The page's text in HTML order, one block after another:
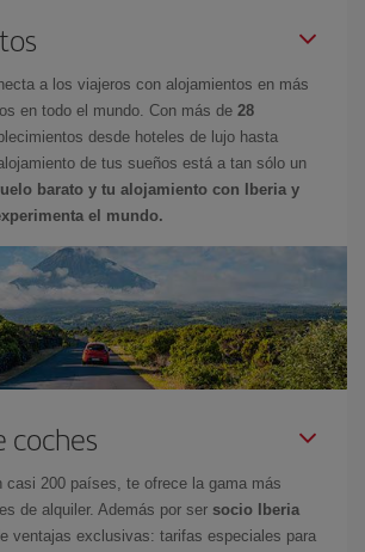
a los viajeros con alojamientos en más
en todo el mundo. Con más de 28
desde hoteles de lujo hasta
de tus sueños está a tan sólo un
barato y tu alojamiento con Iberia y
el mundo.
coches
casi 200 países, te ofrece la gama más
de alquiler. Además por ser socio Iberia
ventajas exclusivas: tarifas especiales para